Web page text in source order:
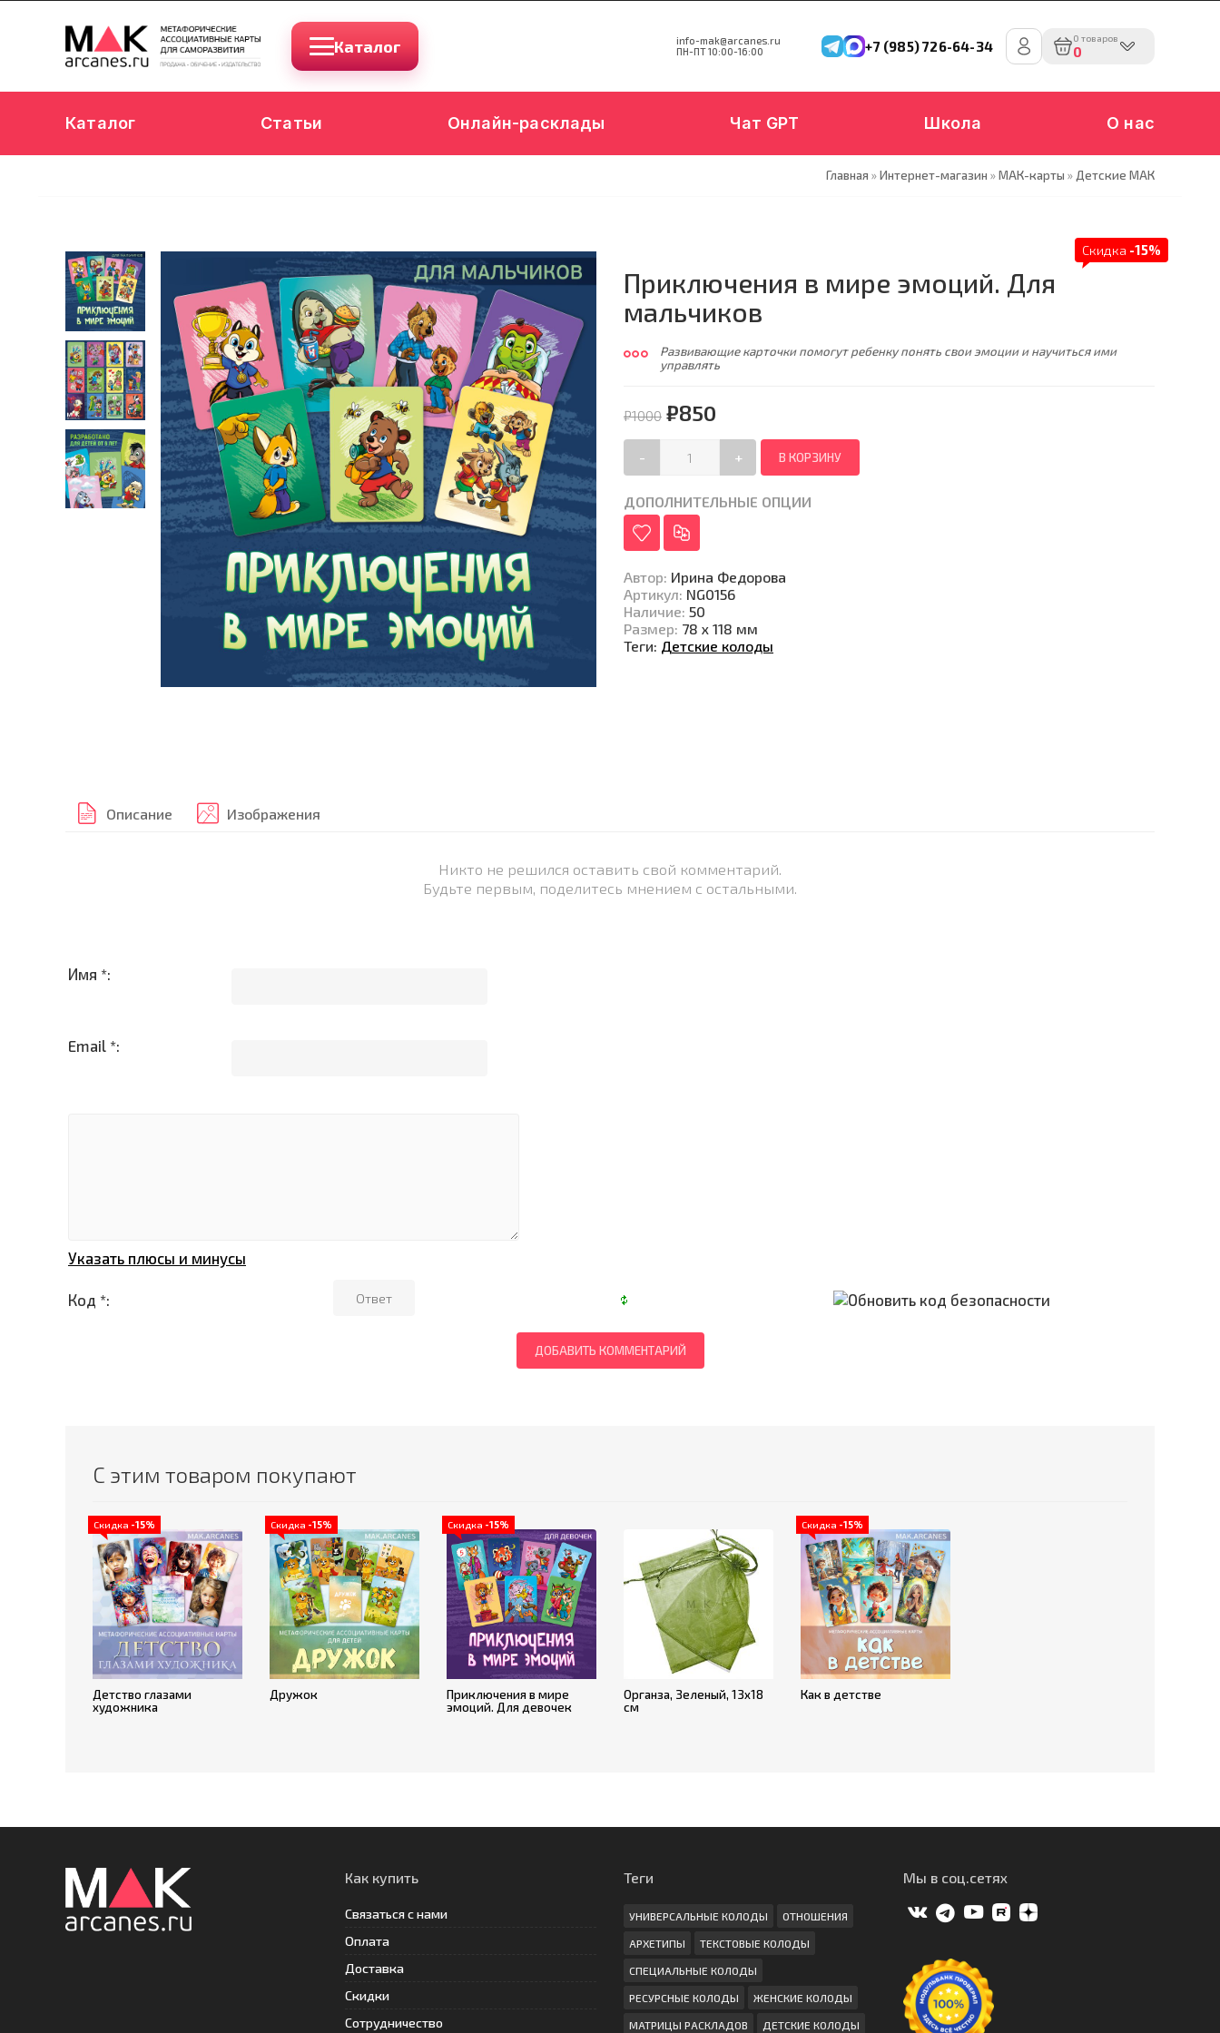
Каталог
info-mak@arcanes.ru
ПН-ПТ 10:00-16:00
+7 (985) 726-64-34 0 товаров
0
Каталог Статьи Онлайн-расклады Чат GPT Школа О нас
Главная »Интернет-магазин »МАК-карты » Детские МАК
Скидка -15%
Приключения в мире эмоций. Для
мальчиков
Развивающие карточки помогут ребенку понять свои эмоции и научиться ими
управлять
₽1000 ₽850
- +
ДОПОЛНИТЕЛЬНЫЕ ОПЦИИ
Автор: Ирина Федорова
Артикул: NG0156
Наличие: 50
Размер: 78 х 118 мм
Теги: Детские колоды
Описание Изображения
Никто не решился оставить свой комментарий.
Будьте первым, поделитесь мнением с остальными.
Имя *:
Email *:
Указать плюсы и минусы
Код *:
С этим товаром покупают
Скидка -15%
Детство глазами
художника
Скидка -15%
Дружок
Скидка -15%
Приключения в мире
эмоций. Для девочек
Органза, Зеленый, 13х18
см
Скидка -15%
Как в детстве
Как купить
Связаться с нами
Оплата
Доставка
Скидки
Сотрудничество
Теги
УНИВЕРСАЛЬНЫЕ КОЛОДЫ ОТНОШЕНИЯ
АРХЕТИПЫ ТЕКСТОВЫЕ КОЛОДЫ
СПЕЦИАЛЬНЫЕ КОЛОДЫ
РЕСУРСНЫЕ КОЛОДЫ ЖЕНСКИЕ КОЛОДЫ
МАТРИЦЫ РАСКЛАДОВ ДЕТСКИЕ КОЛОДЫ
Мы в соц.сетях